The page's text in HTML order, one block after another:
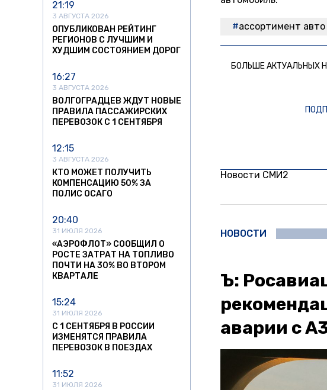
21:19
3 АВГУСТА 2026
ОПУБЛИКОВАН РЕЙТИНГ
РЕГИОНОВ С ЛУЧШИМ И
ХУДШИМ СОСТОЯНИЕМ ДОРОГ
16:27
3 АВГУСТА 2026
ВОЛГОГРАДЦЕВ ЖДУТ НОВЫЕ
ПРАВИЛА ПАССАЖИРСКИХ
ПЕРЕВОЗОК С 1 СЕНТЯБРЯ
12:15
3 АВГУСТА 2026
КТО МОЖЕТ ПОЛУЧИТЬ
КОМПЕНСАЦИЮ 50% ЗА
ПОЛИС ОСАГО
20:40
31 ИЮЛЯ 2026
«АЭРОФЛОТ» СООБЩИЛ О
РОСТЕ ЗАТРАТ НА ТОПЛИВО
ПОЧТИ НА 30% ВО ВТОРОМ
КВАРТАЛЕ
15:24
31 ИЮЛЯ 2026
С 1 СЕНТЯБРЯ В РОССИИ
ИЗМЕНЯТСЯ ПРАВИЛА
ПЕРЕВОЗОК В ПОЕЗДАХ
11:52
31 ИЮЛЯ 2026
ассортимент авто
БОЛЬШЕ АКТУАЛЬНЫХ
Новости СМИ2
НОВОСТИ
Ъ:
аварии с